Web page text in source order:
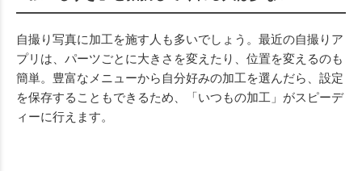
自撮り写真に加工を施す人も多いでしょう。最近の自撮りア
プリは、パーツごとに大きさを変えたり、位置を変えるのも
簡単。豊富なメニューから自分好みの加工を選んだら、設定
を保存することもできるため、「いつもの加工」がスピーデ
ィーに行えます。